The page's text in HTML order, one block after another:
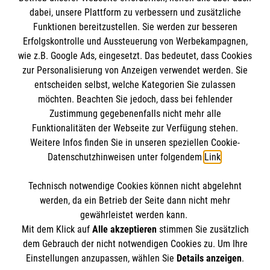
BIC: GENODED 1PA7
Newsletter abonnieren
Cookies verwalten|AGB|Impressum|Datenschutz
Barrierefreiheit |Kontakt| Sharepoint|Mediathek
dabei, unsere Plattform zu verbessern und zusätzliche
Funktionen bereitzustellen. Sie werden zur besseren
Erfolgskontrolle und Aussteuerung von Werbekampagnen,
wie z.B. Google Ads, eingesetzt. Das bedeutet, dass Cookies
zur Personalisierung von Anzeigen verwendet werden. Sie
entscheiden selbst, welche Kategorien Sie zulassen
möchten. Beachten Sie jedoch, dass bei fehlender
Zustimmung gegebenenfalls nicht mehr alle
Funktionalitäten der Webseite zur Verfügung stehen.
Weitere Infos finden Sie in unseren speziellen Cookie-
Datenschutzhinweisen unter folgendem Link.
Technisch notwendige Cookies können nicht abgelehnt
werden, da ein Betrieb der Seite dann nicht mehr
gewährleistet werden kann.
Mit dem Klick auf Alle akzeptierenstimmen Sie zusätzlich
dem Gebrauch der nicht notwendigen Cookies zu. Um Ihre
Einstellungen anzupassen, wählen Sie Details anzeigen.